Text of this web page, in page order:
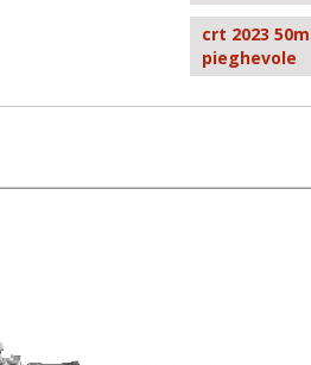
crt 2023
pieghevole